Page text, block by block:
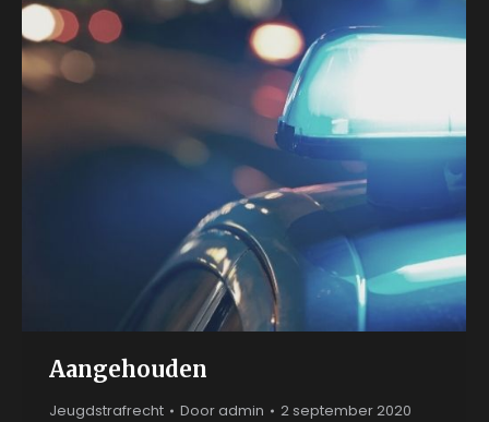
Aangehouden
Jeugdstrafrecht Door admin 2 september 2020